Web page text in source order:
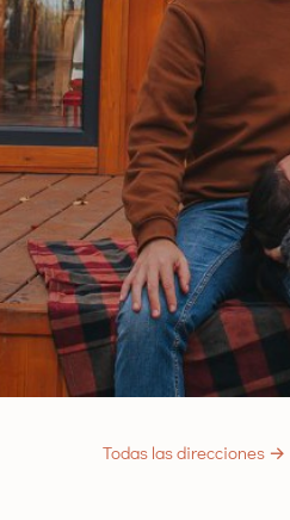
Todas las direcciones →